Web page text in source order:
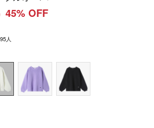
45% OFF
95人